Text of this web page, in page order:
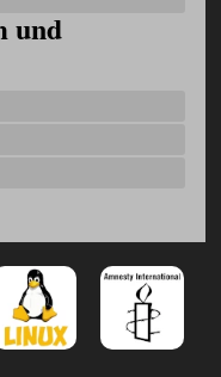
und